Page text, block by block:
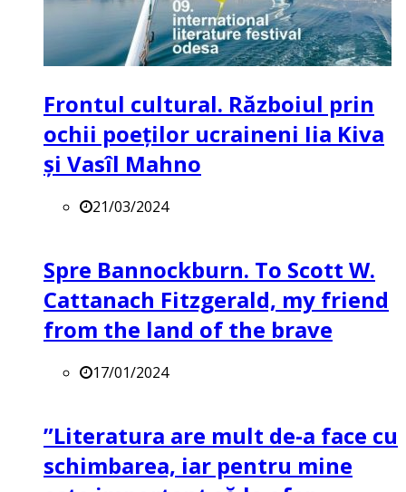
Frontul cultural. Războiul prin
ochii poeților ucraineni Iia Kiva
și Vasîl Mahno
21/03/2024
Spre Bannockburn. To Scott W.
Cattanach Fitzgerald, my friend
from the land of the brave
17/01/2024
”Literatura are mult de-a face cu
schimbarea, iar pentru mine